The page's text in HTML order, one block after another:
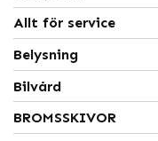
Allt för service
Belysning
Bilvård
BROMSSKIVOR